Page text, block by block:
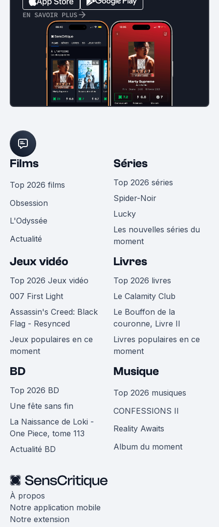
EN SAVOIR PLUS
Films
Top 2026 films
Obsession
L'Odyssée
Actualité
Séries
Top 2026 séries
Spider-Noir
Lucky
Les nouvelles séries du
moment
Jeux vidéo
Top 2026 Jeux vidéo
007 First Light
Assassin's Creed: Black
Flag - Resynced
Jeux populaires en ce
moment
Livres
Top 2026 livres
Le Calamity Club
Le Bouffon de la
couronne, Livre II
Livres populaires en ce
moment
BD
Top 2026 BD
Une fête sans fin
La Naissance de Loki -
One Piece, tome 113
Actualité BD
Musique
Top 2026 musiques
CONFESSIONS II
Reality Awaits
Album du moment
À propos
Notre application mobile
Notre extension